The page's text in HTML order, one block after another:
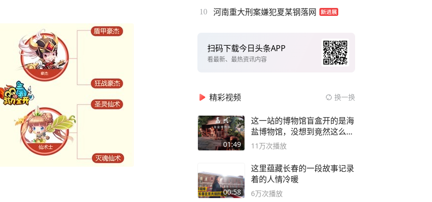
10 河南重大刑案嫌犯夏某钢落网
扫码下载今日头条APP
看最新、最热资讯内容
精彩视频 换一换
01:49
这一站的博物馆盲盒开的是海
盐博物馆，没想到竟然这么好
逛！
11万次播放
00:58
这里蕴藏长春的一段故事记录
着的人情冷暖
6万次播放